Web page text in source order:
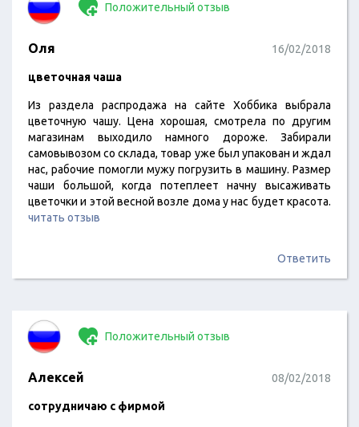
Положительный отзыв
Оля 16/02/2018
цветочная чаша
Из раздела распродажа на сайте Хоббика выбрала
цветочную чашу. Цена хорошая, смотрела по другим
магазинам выходило намного дороже. Забирали
самовывозом со склада, товар уже был упакован и ждал
нас, рабочие помогли мужу погрузить в машину. Размер
чаши большой, когда потеплеет начну высаживать
цветочки и этой весной возле дома у нас будет красота.
читать отзыв
Ответить
Положительный отзыв
Алексей 08/02/2018
сотрудничаю с фирмой